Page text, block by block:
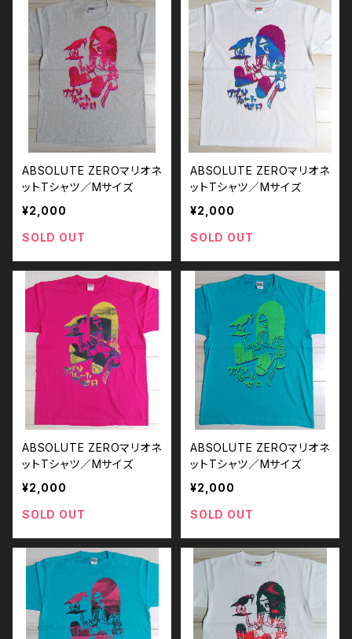
ABSOLUTE ZEROマリオネ
ットTシャツ／Mサイズ
¥2,000
SOLD OUT
ABSOLUTE ZEROマリオネ
ットTシャツ／Mサイズ
¥2,000
SOLD OUT
ABSOLUTE ZEROマリオネ
ットTシャツ／Mサイズ
¥2,000
SOLD OUT
ABSOLUTE ZEROマリオネ
ットTシャツ／Mサイズ
¥2,000
SOLD OUT